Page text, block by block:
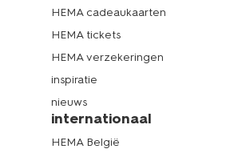
HEMA cadeaukaarten
HEMA tickets
HEMA verzekeringen
inspiratie
nieuws
internationaal
HEMA België